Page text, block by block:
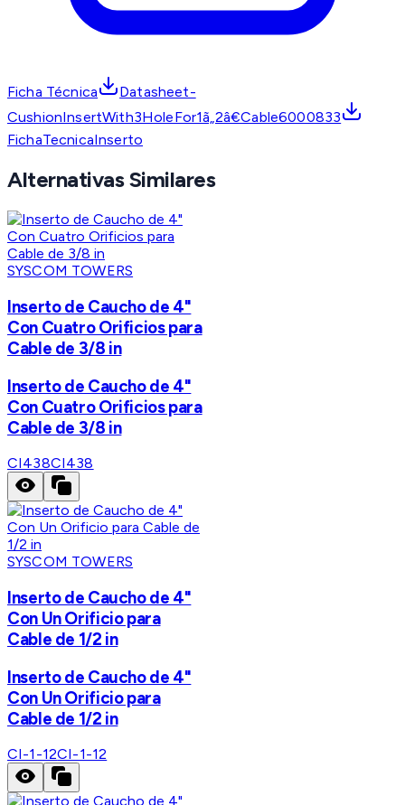
Ficha Técnica
Datasheet-
CushionInsertWith3HoleFor1ã„2â€Cable6000833
FichaTecnicaInserto
Alternativas Similares
SYSCOM TOWERS
Inserto de Caucho de 4"
Con Cuatro Orificios para
Cable de 3/8 in
Inserto de Caucho de 4"
Con Cuatro Orificios para
Cable de 3/8 in
CI438CI438
SYSCOM TOWERS
Inserto de Caucho de 4"
Con Un Orificio para
Cable de 1/2 in
Inserto de Caucho de 4"
Con Un Orificio para
Cable de 1/2 in
CI-1-12CI-1-12